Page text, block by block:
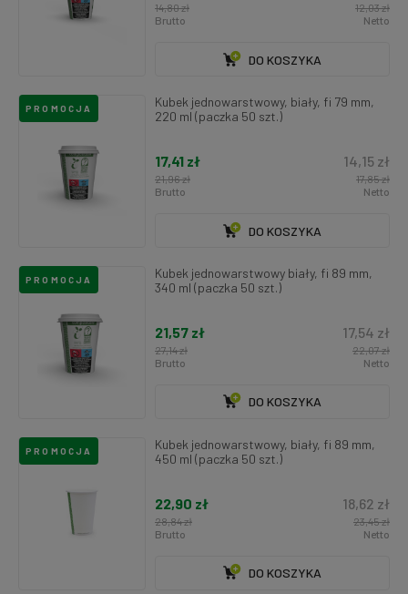
14,80 zł
Brutto
12,03 zł
Netto
DO KOSZYKA
Kubek jednowarstwowy, biały, fi 79 mm,
220 ml (paczka 50 szt.)
17,41 zł
21,96 zł
Brutto
14,15 zł
17,85 zł
Netto
DO KOSZYKA
PROMOCJA
Kubek jednowarstwowy biały, fi 89 mm,
340 ml (paczka 50 szt.)
21,57 zł
27,14 zł
Brutto
17,54 zł
22,07 zł
Netto
DO KOSZYKA
PROMOCJA
Kubek jednowarstwowy, biały, fi 89 mm,
450 ml (paczka 50 szt.)
22,90 zł
28,84 zł
Brutto
18,62 zł
23,45 zł
Netto
DO KOSZYKA
PROMOCJA